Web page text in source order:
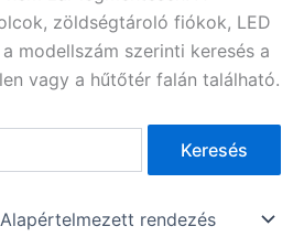
zöldségtároló fiókok, LED
modellszám szerinti keresés a
vagy a hűtőtér falán található.
Keresés